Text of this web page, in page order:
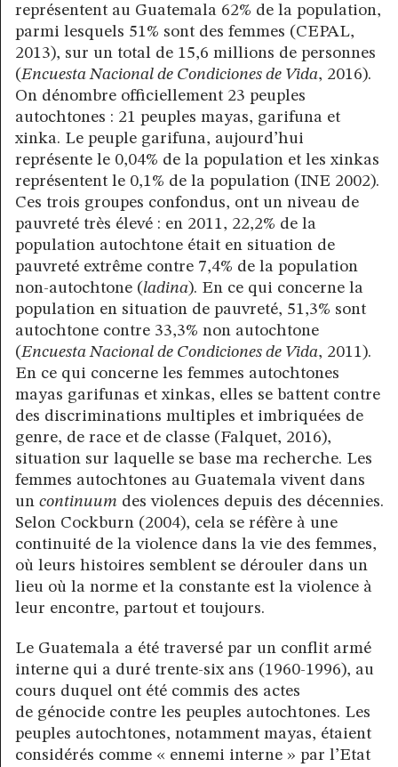
représentent au Guatemala 62% de la population,
parmi lesquels 51% sont des femmes (CEPAL,
2013), sur un total de 15,6 millions de personnes
(Encuesta Nacional de Condiciones de Vida, 2016).
On dénombre officiellement 23 peuples
autochtones : 21 peuples mayas, garifuna et
xinka. Le peuple garifuna, aujourd’hui
représente le 0,04% de la population et les xinkas
représentent le 0,1% de la population (INE 2002).
Ces trois groupes confondus, ont un niveau de
pauvreté très élevé : en 2011, 22,2% de la
population autochtone était en situation de
pauvreté extrême contre 7,4% de la population
non-autochtone (ladina). En ce qui concerne la
population en situation de pauvreté, 51,3% sont
autochtone contre 33,3% non autochtone
(Encuesta Nacional de Condiciones de Vida, 2011).
En ce qui concerne les femmes autochtones
mayas garifunas et xinkas, elles se battent contre
des discriminations multiples et imbriquées de
genre, de race et de classe (Falquet, 2016),
situation sur laquelle se base ma recherche. Les
femmes autochtones au Guatemala vivent dans
un continuum des violences depuis des décennies.
Selon Cockburn (2004), cela se réfère à une
continuité de la violence dans la vie des femmes,
où leurs histoires semblent se dérouler dans un
lieu où la norme et la constante est la violence à
leur encontre, partout et toujours.
Le Guatemala a été traversé par un conflit armé
interne qui a duré trente-six ans (1960-1996), au
cours duquel ont été commis des actes
de génocide contre les peuples autochtones. Les
peuples autochtones, notamment mayas, étaient
considérés comme « ennemi interne » par l’Etat